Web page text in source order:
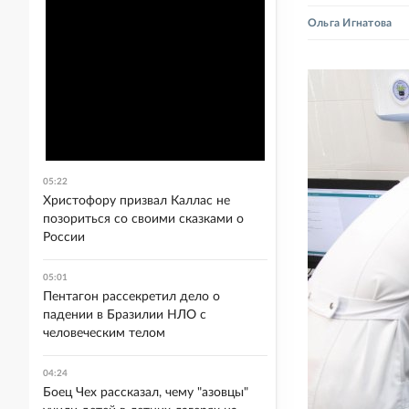
Ольга Игнатова
05:22
Христофору призвал Каллас не
позориться со своими сказками о
России
05:01
Пентагон рассекретил дело о
падении в Бразилии НЛО с
человеческим телом
04:24
Боец Чех рассказал, чему "азовцы"